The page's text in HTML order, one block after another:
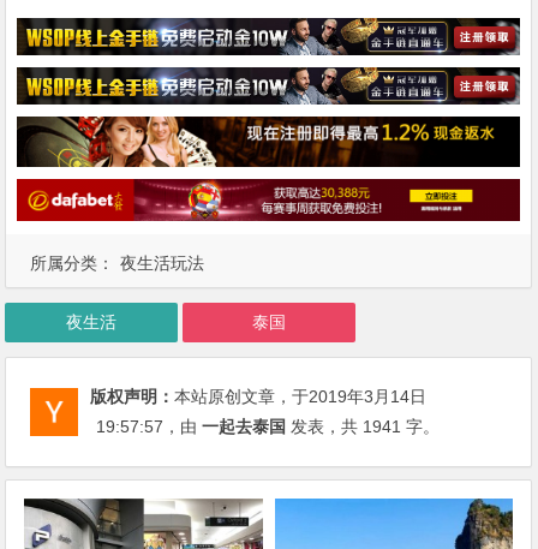
所属分类： 夜生活玩法
夜生活 泰国
版权声明：本站原创文章，于2019年3月14日
19:57:57 ，由一起去泰国 发表，共 1941 字。